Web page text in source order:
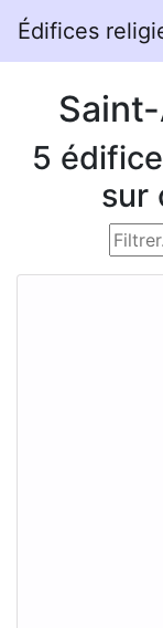
Édifices
5
sur